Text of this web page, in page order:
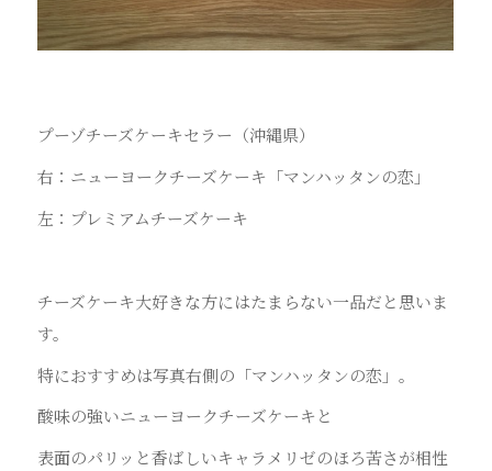
プーゾチーズケーキセラー（沖縄県）
右：ニューヨークチーズケーキ「マンハッタンの恋」
左：プレミアムチーズケーキ
チーズケーキ大好きな方にはたまらない一品だと思いま
す。
特におすすめは写真右側の「マンハッタンの恋」。
酸味の強いニューヨークチーズケーキと
表面のパリッと香ばしいキャラメリゼのほろ苦さが相性